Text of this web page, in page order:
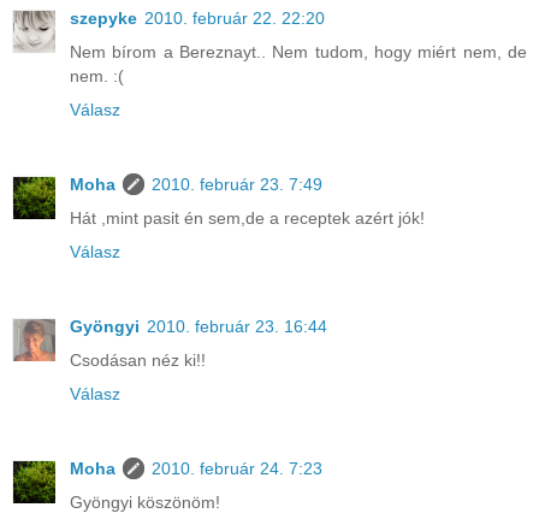
szepyke 2010. február 22. 22:20
Nem bírom a Bereznayt.. Nem tudom, hogy miért nem, de
nem. :(
Válasz
Moha
2010. február 23. 7:49
Hát ,mint pasit én sem,de a receptek azért jók!
Válasz
Gyöngyi 2010. február 23. 16:44
Csodásan néz ki!!
Válasz
Moha
2010. február 24. 7:23
Gyöngyi köszönöm!